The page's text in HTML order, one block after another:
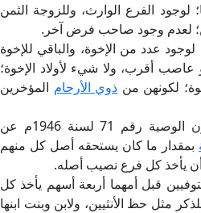
الفرع الوارث، وللزوجة الثمن
لعدم وجود صاحب فرض آخر.
عدد من الإخوة، والباقي للإخوة
أقرب، ولا شيء لأولاد الإخوة؛
لكونهن من ذوي الأرحام المؤخرين
وبوفاة الأم سنة 2003م بعد أول أغسطس 1946م تاريخ العمل بقانون الوصية رقم 71 لسنة 1946م عن
بمقدار ما كان يستحقه أصل كل منهم
يأخذ كل فرع نصيب أصله.
قبل أمهما أربعة أسهم يأخذ كل
مثل حظ الأنثيين، ولابن وبنت ابنها